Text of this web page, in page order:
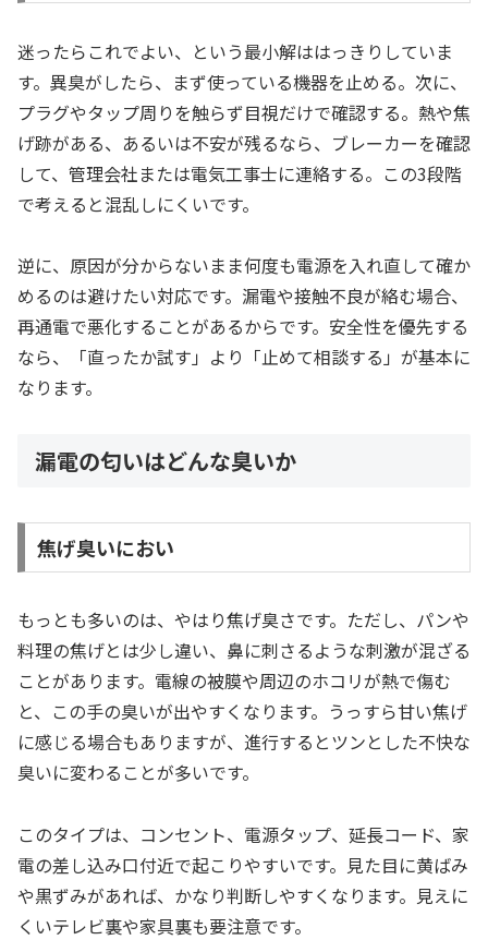
迷ったらこれでよい、という最小解ははっきりしていま
す。異臭がしたら、まず使っている機器を止める。次に、
プラグやタップ周りを触らず目視だけで確認する。熱や焦
げ跡がある、あるいは不安が残るなら、ブレーカーを確認
して、管理会社または電気工事士に連絡する。この3段階
で考えると混乱しにくいです。
逆に、原因が分からないまま何度も電源を入れ直して確か
めるのは避けたい対応です。漏電や接触不良が絡む場合、
再通電で悪化することがあるからです。安全性を優先する
なら、「直ったか試す」より「止めて相談する」が基本に
なります。
漏電の匂いはどんな臭いか
焦げ臭いにおい
もっとも多いのは、やはり焦げ臭さです。ただし、パンや
料理の焦げとは少し違い、鼻に刺さるような刺激が混ざる
ことがあります。電線の被膜や周辺のホコリが熱で傷む
と、この手の臭いが出やすくなります。うっすら甘い焦げ
に感じる場合もありますが、進行するとツンとした不快な
臭いに変わることが多いです。
このタイプは、コンセント、電源タップ、延長コード、家
電の差し込み口付近で起こりやすいです。見た目に黄ばみ
や黒ずみがあれば、かなり判断しやすくなります。見えに
くいテレビ裏や家具裏も要注意です。